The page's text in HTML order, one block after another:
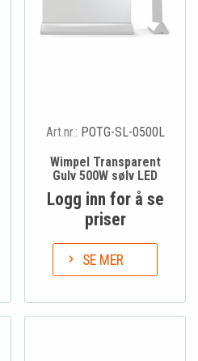
Art.nr.: POTG-SL-0500L
Wimpel Transparent
Gulv 500W sølv LED
Logg inn for å se
priser
SE MER